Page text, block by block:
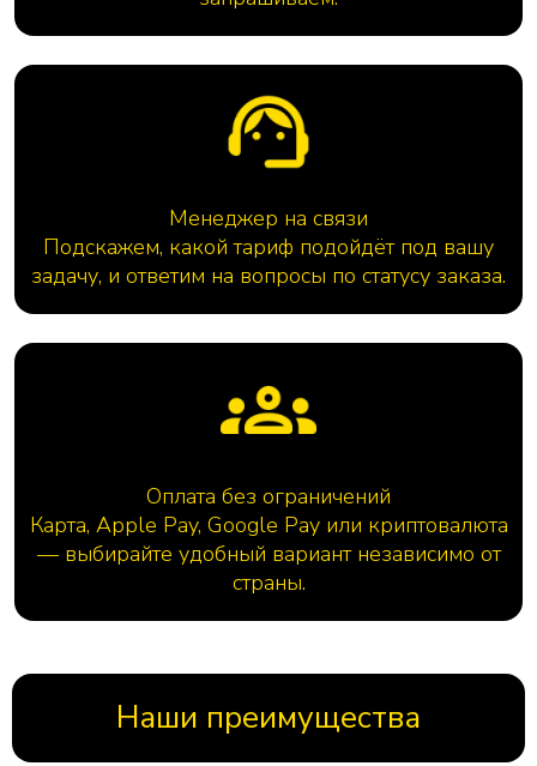
Менеджер на связи
Подскажем, какой тариф подойдёт под вашу
задачу, и ответим на вопросы по статусу заказа.
Оплата без ограничений
Карта, Apple Pay, Google Pay или криптовалюта
— выбирайте удобный вариант независимо от
страны.
Наши преимущества